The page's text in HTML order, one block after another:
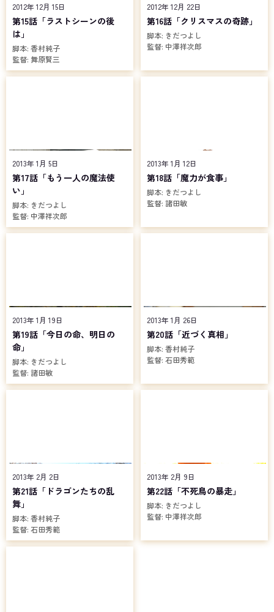
2012年 12月 15日
第15話「ラストシーンの後
は」
脚本: 香村純子
監督: 舞原賢三
2012年 12月 22日
第16話「クリスマスの奇跡」
脚本: きだつよし
監督: 中澤祥次郎
2013年 1月 5日
第17話「もう一人の魔法使
い」
脚本: きだつよし
監督: 中澤祥次郎
2013年 1月 12日
第18話「魔力が食事」
脚本: きだつよし
監督: 諸田敏
2013年 1月 19日
第19話「今日の命、明日の
命」
脚本: きだつよし
監督: 諸田敏
2013年 1月 26日
第20話「近づく真相」
脚本: 香村純子
監督: 石田秀範
2013年 2月 2日
第21話「ドラゴンたちの乱
舞」
脚本: 香村純子
監督: 石田秀範
2013年 2月 9日
第22話「不死鳥の暴走」
脚本: きだつよし
監督: 中澤祥次郎